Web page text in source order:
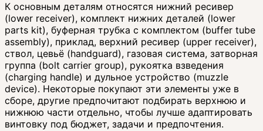
К основным деталям относятся нижний ресивер
(lower receiver), комплект нижних деталей (lower
parts kit), буферная трубка с комплектом (buffer tube
assembly), приклад, верхний ресивер (upper receiver),
ствол, цевьё (handguard), газовая система, затворная
группа (bolt carrier group), рукоятка взведения
(charging handle) и дульное устройство (muzzle
device). Некоторые покупают эти элементы уже в
сборе, другие предпочитают подбирать верхнюю и
нижнюю части отдельно, чтобы лучше адаптировать
винтовку под бюджет, задачи и предпочтения.